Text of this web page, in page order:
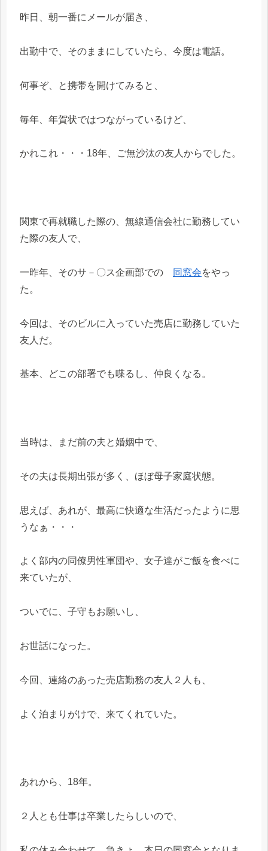
昨日、朝一番にメールが届き、
出勤中で、そのままにしていたら、今度は電話。
何事ぞ、と携帯を開けてみると、
毎年、年賀状ではつながっているけど、
かれこれ・・・18年、ご無沙汰の友人からでした。
関東で再就職した際の、無線通信会社に勤務してい
た際の友人で、
一昨年、そのサ－〇ス企画部での 同窓会をやっ
た。
今回は、そのビルに入っていた売店に勤務していた
友人だ。
基本、どこの部署でも喋るし、仲良くなる。
当時は、まだ前の夫と婚姻中で、
その夫は長期出張が多く、ほぼ母子家庭状態。
思えば、あれが、最高に快適な生活だったように思
うなぁ・・・
よく部内の同僚男性軍団や、女子達がご飯を食べに
来ていたが、
ついでに、子守もお願いし、
お世話になった。
今回、連絡のあった売店勤務の友人２人も、
よく泊まりがけで、来てくれていた。
あれから、18年。
２人とも仕事は卒業したらしいので、